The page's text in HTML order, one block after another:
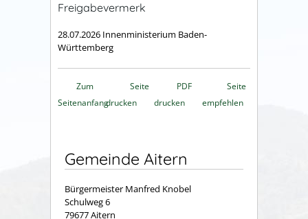
Freigabevermerk
28.07.2026 Innenministerium Baden-
Württemberg
Zum
Seitenanfang
Seite
drucken
PDF
drucken
Seite
empfehlen
Gemeinde Aitern
Bürgermeister Manfred Knobel
Schulweg 6
79677 Aitern